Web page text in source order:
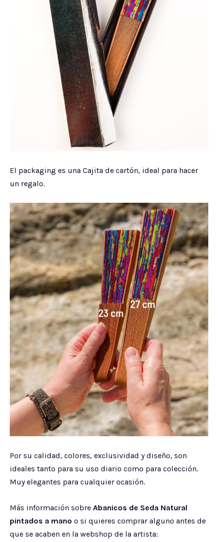
El packaging es una Cajita de cartón, ideal para hacer
un regalo.
Por su calidad, colores, exclusividad y diseño, son
ideales tanto para su uso diario como para colección.
Muy elegantes para cualquier ocasión.
Más información sobre Abanicos de Seda Natural
pintados a mano o si quieres comprar alguno antes de
que se acaben en la webshop de la artista: